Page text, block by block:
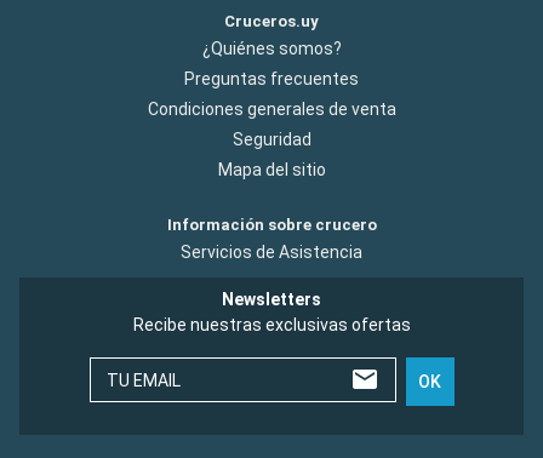
Cruceros.uy
¿Quiénes somos?
Preguntas frecuentes
Condiciones generales de venta
Seguridad
Mapa del sitio
Información sobre crucero
Servicios de Asistencia
Newsletters
Recibe nuestras exclusivas ofertas
TU EMAIL OK